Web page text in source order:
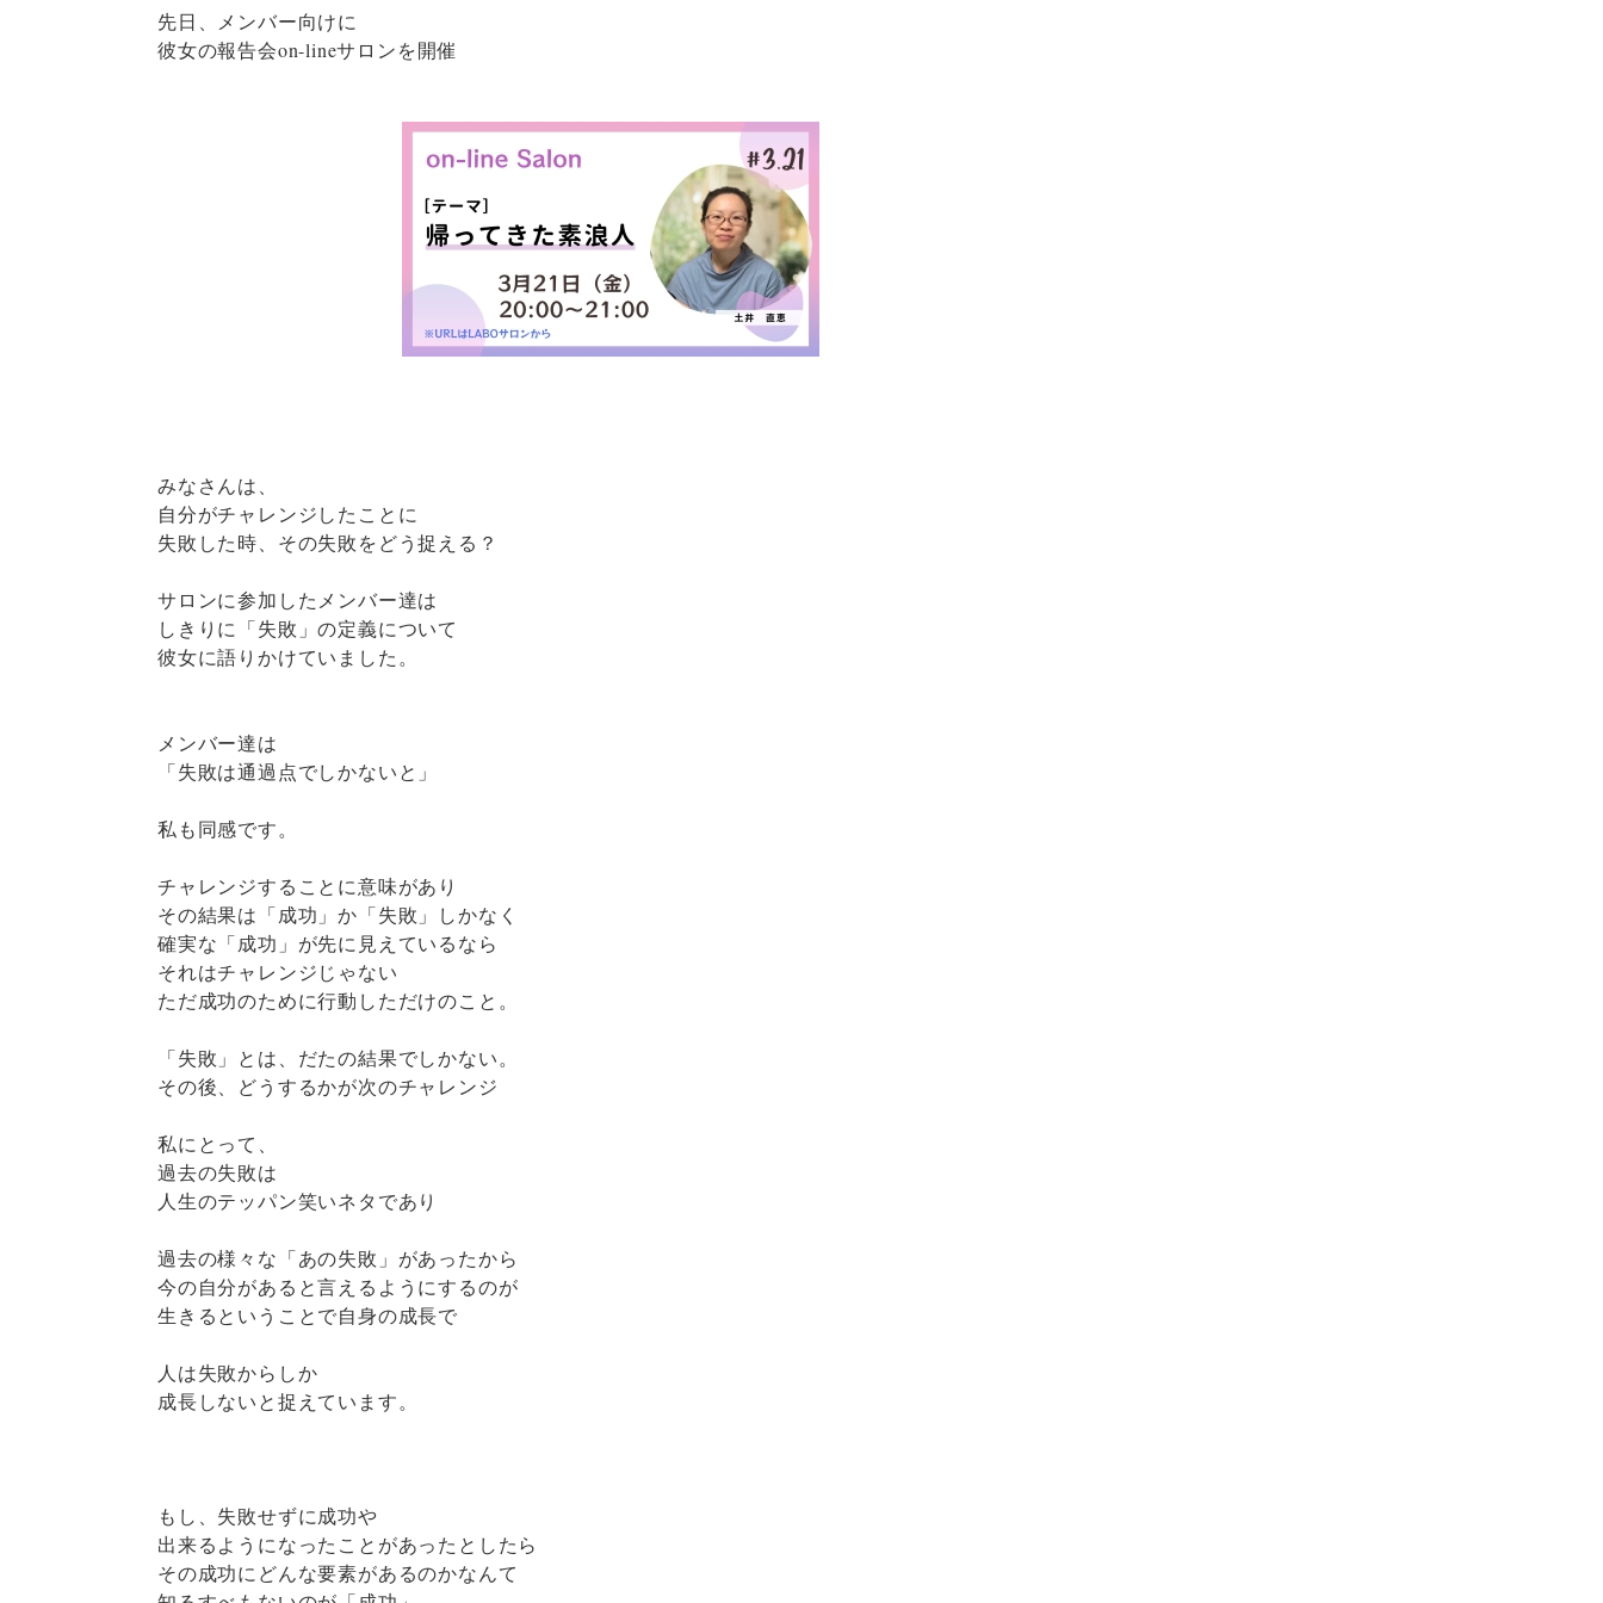
先日、メンバー向けに
彼女の報告会on-lineサロンを開催
みなさんは、
自分がチャレンジしたことに
失敗した時、その失敗をどう捉える？
サロンに参加したメンバー達は
しきりに「失敗」の定義について
彼女に語りかけていました。
メンバー達は
「失敗は通過点でしかないと」
私も同感です。
チャレンジすることに意味があり
その結果は「成功」か「失敗」しかなく
確実な「成功」が先に見えているなら
それはチャレンジじゃない
ただ成功のために行動しただけのこと。
「失敗」とは、だたの結果でしかない。
その後、どうするかが次のチャレンジ
私にとって、
過去の失敗は
人生のテッパン笑いネタであり
過去の様々な「あの失敗」があったから
今の自分があると言えるようにするのが
生きるということで自身の成長で
人は失敗からしか
成長しないと捉えています。
もし、失敗せずに成功や
出来るようになったことがあったとしたら
その成功にどんな要素があるのかなんて